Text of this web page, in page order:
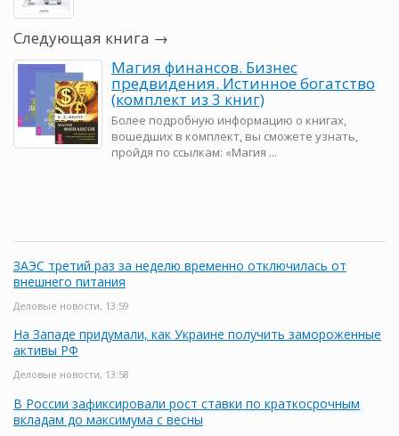
Следующая книга →
Магия финансов. Бизнес
предвидения. Истинное богатство
(комплект из 3 книг)
Более подробную информацию о книгах,
вошедших в комплект, вы сможете узнать,
пройдя по ссылкам: «Магия ...
ЗАЭС третий раз за неделю временно отключилась от
внешнего питания
Деловые новости, 13:59
На Западе придумали, как Украине получить замороженные
активы РФ
Деловые новости, 13:58
В России зафиксировали рост ставки по краткосрочным
вкладам до максимума с весны